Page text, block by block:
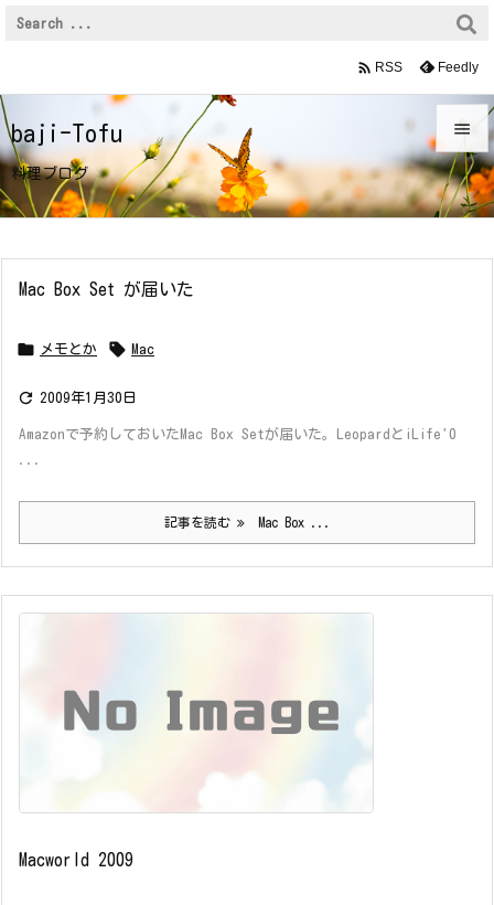
baji-Tofu
料理ブログ


メニュ
 RSS Feedly
Mac Box Set が届いた
 メモとか  Mac
 2009年1月30日
Amazonで予約しておいたMac Box Setが届いた。LeopardとiLife'0
...
記事を読む Mac Box ...
Macworld 2009